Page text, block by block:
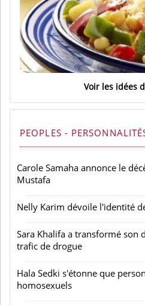
Voir les idées
PEOPLES -
Carole Samaha annonce le
Mustafa
Nelly Karim dévoile l'identité
Sara Khalifa a transformé son
trafic de drogue
Hala Sedki s'étonne que
homosexuels